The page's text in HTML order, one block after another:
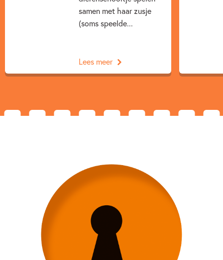
samen met haar zusje
(soms speelde...
Lees meer